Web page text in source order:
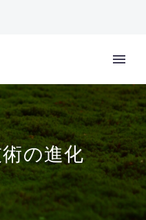
の進化